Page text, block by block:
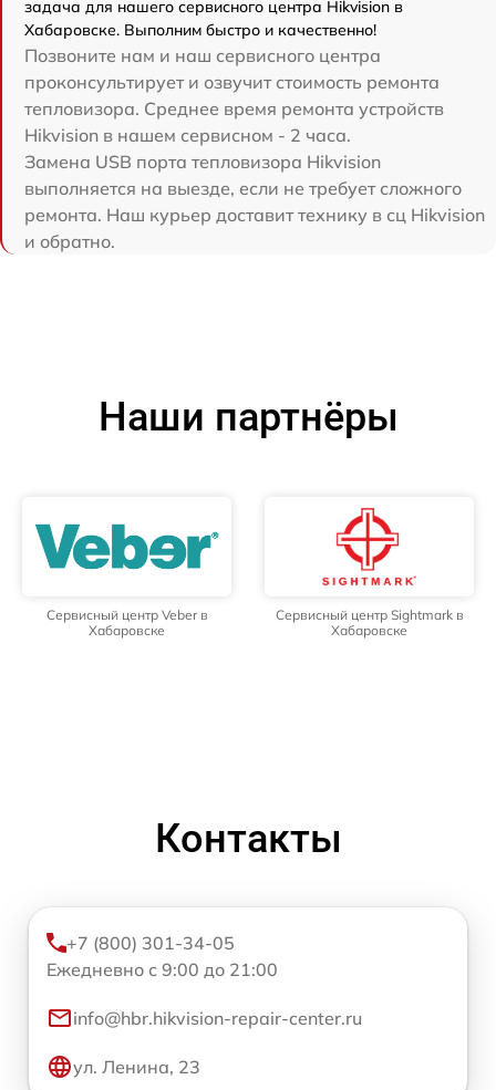
задача для нашего сервисного центра Hikvision в
Хабаровске. Выполним быстро и качественно!
Позвоните нам и наш сервисного центра
проконсультирует и озвучит стоимость ремонта
тепловизора. Среднее время ремонта устройств
Hikvision в нашем сервисном - 2 часа.
Замена USB порта тепловизора Hikvision
выполняется на выезде, если не требует сложного
ремонта. Наш курьер доставит технику в сц Hikvision
и обратно.
Наши партнёры
Сервисный центр Veber в
Хабаровске
Сервисный центр Sightmark в
Хабаровске
Контакты
+7 (800) 301-34-05
Ежедневно с 9:00 до 21:00
info@hbr.hikvision-repair-center.ru
ул. Ленина, 23